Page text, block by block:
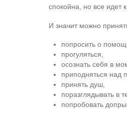
спокойна, но все идет
И значит можно
попросить о
прогуляться,
осознать себя в
приподняться над
принять душ,
поразглядывать в
попробовать